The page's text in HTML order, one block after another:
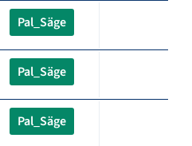
Pal_Säge
Pal_Säge
Pal_Säge